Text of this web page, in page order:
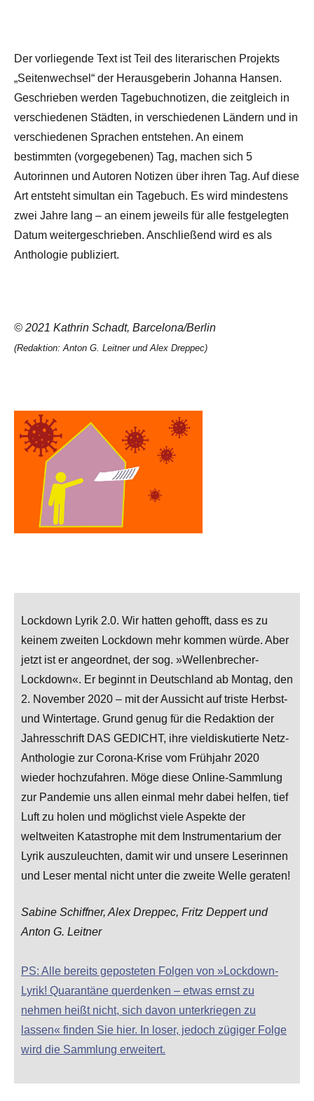
Der vorliegende Text ist Teil des literarischen Projekts
„Seitenwechsel“ der Herausgeberin Johanna Hansen.
Geschrieben werden Tagebuchnotizen, die zeitgleich in
verschiedenen Städten, in verschiedenen Ländern und in
verschiedenen Sprachen entstehen. An einem
bestimmten (vorgegebenen) Tag, machen sich 5
Autorinnen und Autoren Notizen über ihren Tag. Auf diese
Art entsteht simultan ein Tagebuch. Es wird mindestens
zwei Jahre lang – an einem jeweils für alle festgelegten
Datum weitergeschrieben. Anschließend wird es als
Anthologie publiziert.
© 2021 Kathrin Schadt, Barcelona/Berlin
(Redaktion: Anton G. Leitner und Alex Dreppec)
Lockdown Lyrik 2.0. Wir hatten gehofft, dass es zu
keinem zweiten Lockdown mehr kommen würde. Aber
jetzt ist er angeordnet, der sog. »Wellenbrecher-
Lockdown«. Er beginnt in Deutschland ab Montag, den
2. November 2020 – mit der Aussicht auf triste Herbst-
und Wintertage. Grund genug für die Redaktion der
Jahresschrift DAS GEDICHT, ihre vieldiskutierte Netz-
Anthologie zur Corona-Krise vom Frühjahr 2020
wieder hochzufahren. Möge diese Online-Sammlung
zur Pandemie uns allen einmal mehr dabei helfen, tief
Luft zu holen und möglichst viele Aspekte der
weltweiten Katastrophe mit dem Instrumentarium der
Lyrik auszuleuchten, damit wir und unsere Leserinnen
und Leser mental nicht unter die zweite Welle geraten!
Sabine Schiffner, Alex Dreppec, Fritz Deppert und
Anton G. Leitner
PS: Alle bereits geposteten Folgen von »Lockdown-
Lyrik! Quarantäne querdenken – etwas ernst zu
nehmen heißt nicht, sich davon unterkriegen zu
lassen« finden Sie hier. In loser, jedoch zügiger Folge
wird die Sammlung erweitert.